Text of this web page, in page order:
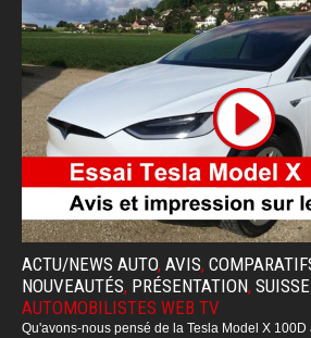
ACTU/NEWS AUTO, AVIS,
NOUVEAUTÉS, PRÉSENTATION,
AUTOMOBILISTES WEB TV
Qu'avons-nous pensé de la Tesla Model X